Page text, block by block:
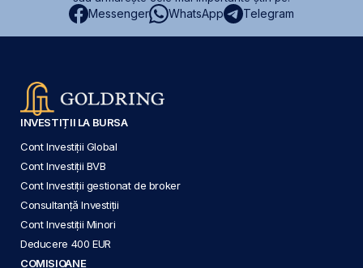
Messenger WhatsApp Telegram
INVESTIȚII LA BURSA
Cont Investiții Global
Cont Investiții BVB
Cont Investiții gestionat de broker
Consultanță Investiții
Cont Investiții Minori
Deducere 400 EUR
COMISIOANE